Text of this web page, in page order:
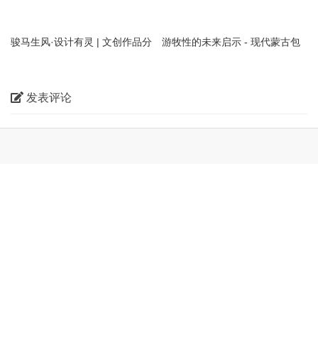
骏马生风·设计有灵 | 文创作品分
游牧性的未来启示 - 现代蒙古包
发表评论